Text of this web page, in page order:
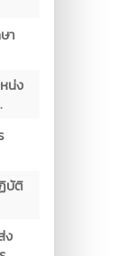
า
น่ง
บัติ
ง